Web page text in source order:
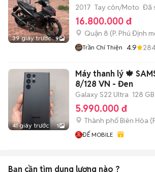
39 giây trước 9
2017 Tay côn/Moto Đã
16.800.000 đ
Quận 8 (P. Phú Định
Trần Chí Thiện 4.9
41 giây trước 1
Máy thanh lý 🍁
8/128 VN - Đen
Galaxy S22 Ultra 128 GB
5.990.000 đ
Thành phố Biên Hòa (
ĐẾ MOBILE
Bạn cần tìm dung lượng nào ?